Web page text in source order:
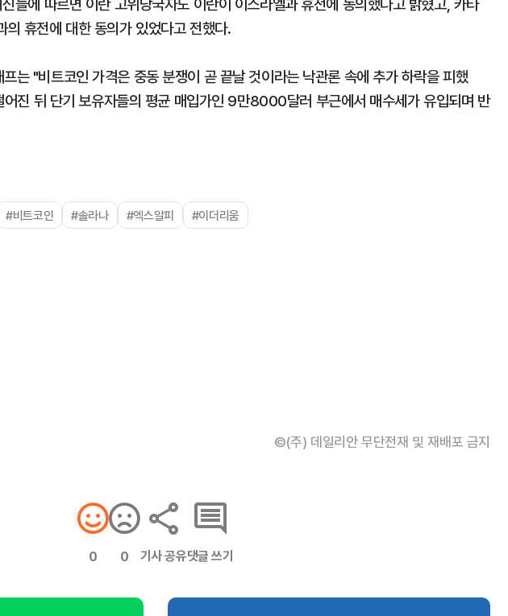
휴전에 대한 동의가 있었다고 전했다.
는 "비트코인 가격은 중동 분쟁이 곧 끝날 것이라는 낙관론 속에 추가 하락을 피했
진 뒤 단기 보유자들의 평균 매입가인 9만8000달러 부근에서 매수세가 유입되며 반
#비트코인 #솔라나 #엑스알피 #이더리움
©(주) 데일리안 무단전재 및 재배포 금지
0 0 기사 공유댓글 쓰기